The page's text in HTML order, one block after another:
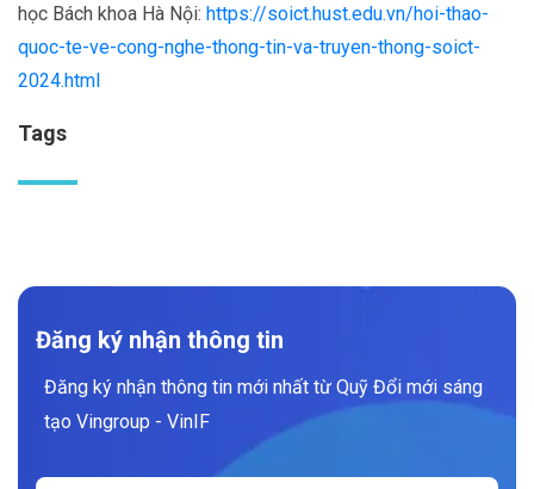
học Bách khoa Hà Nội: https://soict.hust.edu.vn/hoi-thao-
quoc-te-ve-cong-nghe-thong-tin-va-truyen-thong-soict-
2024.html
Tags
Đăng ký nhận thông tin
Đăng ký nhận thông tin mới nhất từ Quỹ Đổi mới sáng
tạo Vingroup - VinIF